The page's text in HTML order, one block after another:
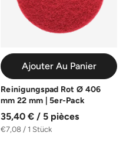
Ajouter Au Panier
Reinigungspad Rot Ø 406
mm 22 mm | 5er-Pack
35,40 € / 5 pièces
€7,08 / 1 Stück